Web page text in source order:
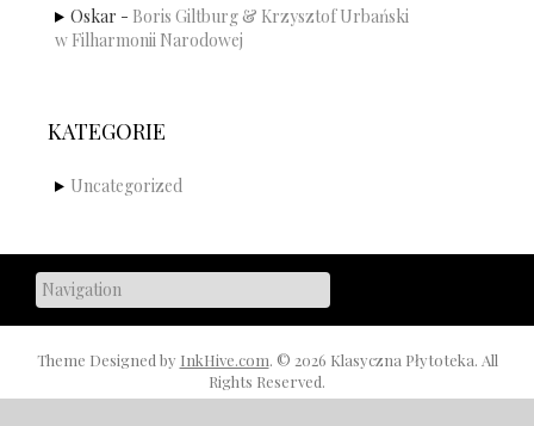
Oskar - Boris Giltburg & Krzysztof Urbański
w Filharmonii Narodowej
KATEGORIE
Uncategorized
Theme Designed by InkHive.com. © 2026 Klasyczna Płytoteka. All
Rights Reserved.